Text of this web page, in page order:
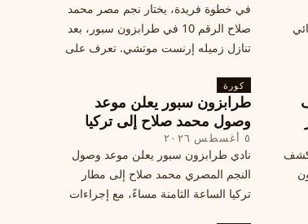
في خطوة فريدة، يختار نجم مصر محمد
صلاح الرقم 10 في طرابزون سبور، بعد
تنازل زميله إرنست موتشي. تعرف على
كورة
طرابزون سبور يعلن موعد
وصول محمد صلاح إلى تركيا
٥ أغسطس ٢٠٢٦
نادي طرابزون سبور يعلن موعد وصول
النجم المصري محمد صلاح إلى مطار
تركيا الساعة الثامنة مساءً، مع إجراءات